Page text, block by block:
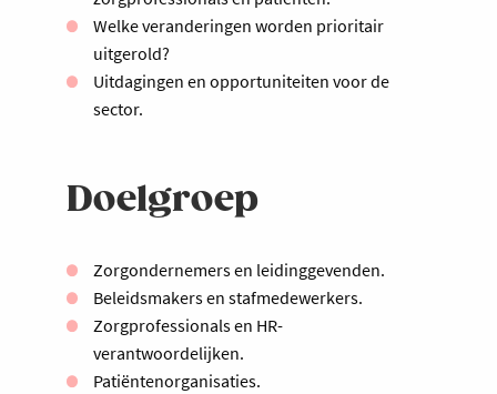
Welke veranderingen worden prioritair
uitgerold?
Uitdagingen en opportuniteiten voor de
sector.
Doelgroep
Zorgondernemers en leidinggevenden.
Beleidsmakers en stafmedewerkers.
Zorgprofessionals en HR-
verantwoordelijken.
Patiëntenorganisaties.